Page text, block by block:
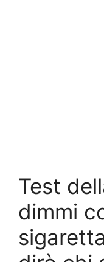
Test
dimmi